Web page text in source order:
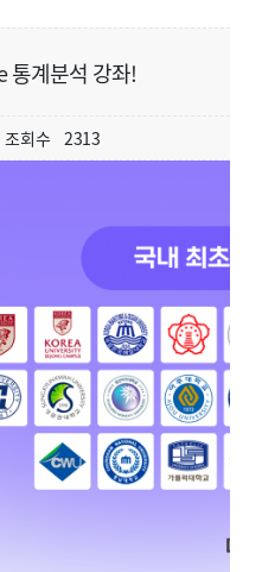
통계분석 강좌!
조회수 2313